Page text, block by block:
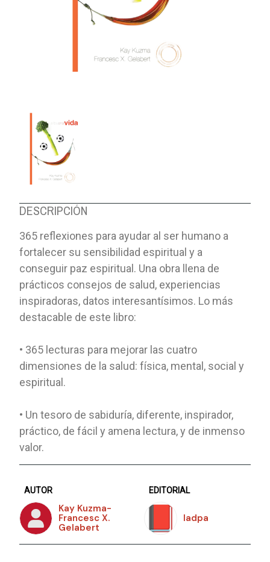
DESCRIPCIÓN
365 reflexiones para ayudar al ser humano a
fortalecer su sensibilidad espiritual y a
conseguir paz espiritual. Una obra llena de
prácticos consejos de salud, experiencias
inspiradoras, datos interesantísimos. Lo más
destacable de este libro:
• 365 lecturas para mejorar las cuatro
dimensiones de la salud: física, mental, social y
espiritual.
• Un tesoro de sabiduría, diferente, inspirador,
práctico, de fácil y amena lectura, y de inmenso
valor.
AUTOR
Kay Kuzma-
Francesc X.
Gelabert
EDITORIAL
Iadpa